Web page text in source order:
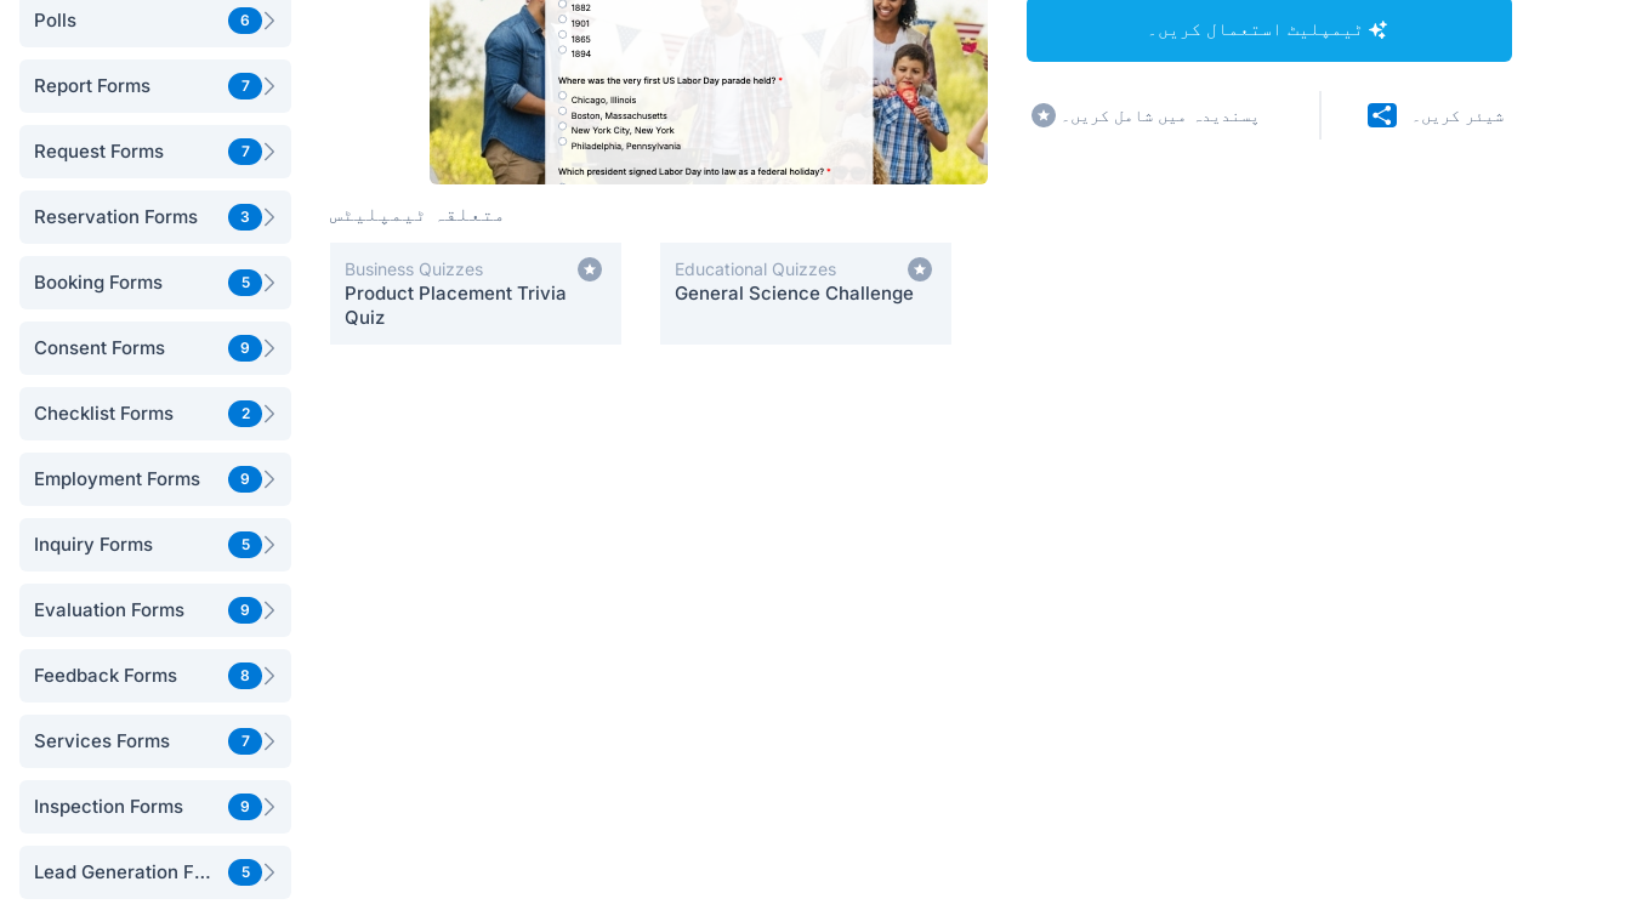
Polls 6
Report Forms 7
Request Forms 7
Reservation Forms 3
Booking Forms 5
Consent Forms 9
Checklist Forms 2
Employment Forms 9
Inquiry Forms 5
Evaluation Forms 9
Feedback Forms 8
Services Forms 7
Inspection Forms 9
Lead Generation Forms 5
ٹیمپلیٹ استعمال کریں۔
پسندیدہ میں شامل کریں۔ شیئر کریں۔
متعلقہ ٹیمپلیٹس
Business Quizzes
Product Placement Trivia
Quiz
Educational Quizzes
General Science Challenge